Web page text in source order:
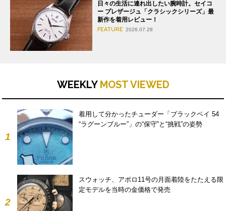
日々の生活に連れ出したい腕時計。セイコ
ー プレザージュ「クラシックシリーズ」最
新作を着用レビュー！
FEATURE 2026.07.28
WEEKLY MOST VIEWED
1
着用して分かったチューダー「ブラックベイ 54
“ラグーンブルー”」の“保守”と“挑戦”の姿勢
2
スウォッチ、アポロ11号の月面着陸をたたえる限
定モデルを当時の金価格で発売